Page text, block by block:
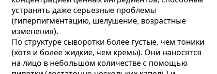
устранять даже серьезные проблемы
(гиперпигментацию, шелушение, возрастные
изменения).
По структуре сыворотки более густые, чем тоники
(хотя и более жидкие, чем кремы). Они наносятся
на лицо в небольшом количестве с помощью